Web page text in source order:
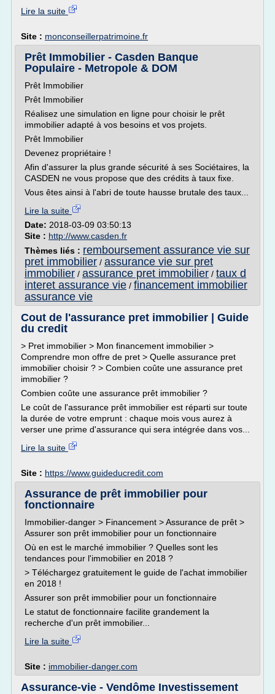
Lire la suite
Site : monconseillerpatrimoine.fr
Prêt Immobilier - Casden Banque
Populaire - Metropole & DOM
Prêt Immobilier
Prêt Immobilier
Réalisez une simulation en ligne pour choisir le prêt
immobilier adapté à vos besoins et vos projets.
Prêt Immobilier
Devenez propriétaire !
Afin d'assurer la plus grande sécurité à ses Sociétaires, la
CASDEN ne vous propose que des crédits à taux fixe.
Vous êtes ainsi à l'abri de toute hausse brutale des taux...
Lire la suite
Date: 2018-03-09 03:50:13
Site : http://www.casden.fr
Thèmes liés : remboursement assurance vie sur
pret immobilier / assurance vie sur pret
immobilier / assurance pret immobilier / taux d
interet assurance vie / financement immobilier
assurance vie
Cout de l'assurance pret immobilier | Guide
du credit
> Pret immobilier > Mon financement immobilier >
Comprendre mon offre de pret > Quelle assurance pret
immobilier choisir ? > Combien coûte une assurance pret
immobilier ?
Combien coûte une assurance prêt immobilier ?
Le coût de l'assurance prêt immobilier est réparti sur toute
la durée de votre emprunt : chaque mois vous aurez à
verser une prime d'assurance qui sera intégrée dans vos...
Lire la suite
Site : https://www.guideducredit.com
Assurance de prêt immobilier pour
fonctionnaire
Immobilier-danger > Financement > Assurance de prêt >
Assurer son prêt immobilier pour un fonctionnaire
Où en est le marché immobilier ? Quelles sont les
tendances pour l'immobilier en 2018 ?
> Téléchargez gratuitement le guide de l'achat immobilier
en 2018 !
Assurer son prêt immobilier pour un fonctionnaire
Le statut de fonctionnaire facilite grandement la
recherche d'un prêt immobilier...
Lire la suite
Site : immobilier-danger.com
Assurance-vie - Vendôme Investissement